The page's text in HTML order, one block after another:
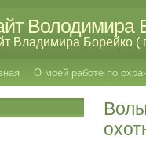
Володимира
Владимира Борейко (
О моей работе по